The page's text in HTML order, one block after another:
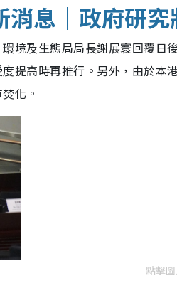
消息｜政府研
境及生態局局長謝展寰回覆
提高時再推行。另外，由於
化。
點擊